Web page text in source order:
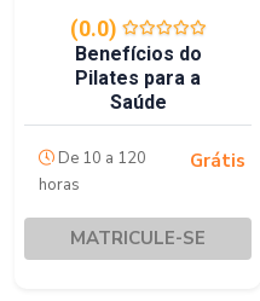
(0.0)
Benefícios do
Pilates para a
Saúde
De 10 a 120
horas
Grátis
MATRICULE-SE